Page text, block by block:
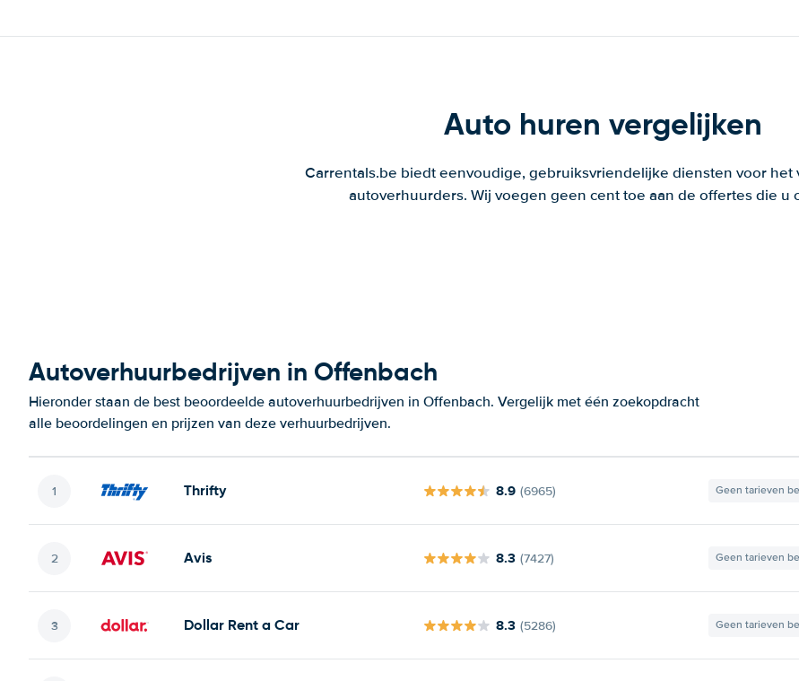
Auto huren vergelijken
Carrentals.be biedt eenvoudige, gebruiksvriendelijke diensten voor het
autoverhuurders. Wij voegen geen cent toe aan de offertes die u
Autoverhuurbedrijven in Offenbach
Hieronder staan de best beoordeelde autoverhuurbedrijven in Offenbach. Vergelijk met één zoekopdracht
alle beoordelingen en prijzen van deze verhuurbedrijven.
Thrifty 8.9 (6965) Geen tarieven
Avis 8.3 (7427) Geen tarieven
Dollar Rent a Car 8.3 (5286) Geen tarieven